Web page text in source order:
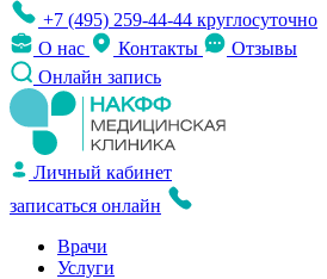
+7 (495) 259-44-44 круглосуточно
О нас
Контакты
Отзывы
Онлайн запись
Личный кабинет
записаться онлайн
Врачи
Услуги